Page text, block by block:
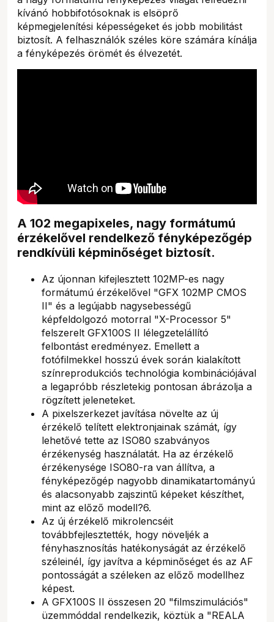
kívánó hobbifotósoknak is elsöprő
képmegjelenítési képességeket és jobb mobilitást
biztosít. A felhasználók széles köre számára kínálja
a fényképezés örömét és élvezetét.
A 102 megapixeles, nagy formátumú
érzékelővel rendelkező fényképezőgép
rendkívüli képminőséget biztosít.
Az újonnan kifejlesztett 102MP-es nagy
formátumú érzékelővel "GFX 102MP CMOS
II" és a legújabb nagysebességű
képfeldolgozó motorral "X-Processor 5"
felszerelt GFX100S II lélegzetelállító
felbontást eredményez. Emellett a
fotófilmekkel hosszú évek során kialakított
színreprodukciós technológia kombinációjával
a legapróbb részletekig pontosan ábrázolja a
rögzített jeleneteket.
A pixelszerkezet javítása növelte az új
érzékelő telített elektronjainak számát, így
lehetővé tette az ISO80 szabványos
érzékenység használatát. Ha az érzékelő
érzékenysége ISO80-ra van állítva, a
fényképezőgép nagyobb dinamikatartományú
és alacsonyabb zajszintű képeket készíthet,
mint az előző modell?6.
Az új érzékelő mikrolencséit
továbbfejlesztették, hogy növeljék a
fényhasznosítás hatékonyságát az érzékelő
széleinél, így javítva a képminőséget és az AF
pontosságát a széleken az előző modellhez
képest.
A GFX100S II összesen 20 "filmszimulációs"
üzemmóddal rendelkezik, köztük a "REALA